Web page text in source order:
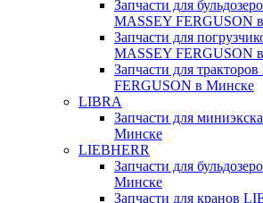
Запчасти для
MASSEY FERGUSON
Запчасти для
MASSEY FERGUSON
Запчасти для
FERGUSON в Минске
LIBRA
Запчасти для
Минске
LIEBHERR
Запчасти для
Минске
Запчасти для кранов